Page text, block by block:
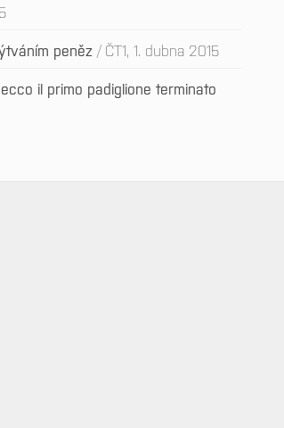
peněz ČT1, 1. dubna 2015
il primo padiglione terminato